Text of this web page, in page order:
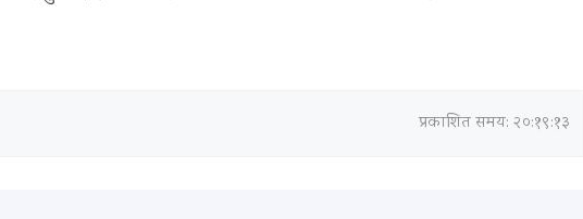
प्रकाशित समय: २०:१९:१३